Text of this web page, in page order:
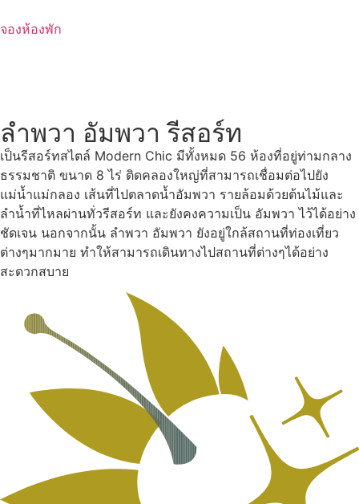
to
จองห้องพัก
ลำพวา อัมพวา รีสอร์ท
เป็นรีสอร์ทสไตล์ Modern Chic มีทั้งหมด 56 ห้องที่อยู่ท่ามกลาง
ธรรมชาติ ขนาด 8 ไร่ ติดคลองใหญ่ที่สามารถเชื่อมต่อไปยัง
แม่น้ำแม่กลอง เส้นที่ไปตลาดน้ำอัมพวา รายล้อมด้วยต้นไม้และ
ลำน้ำที่ไหลผ่านทั่วรีสอร์ท และยังคงความเป็น อัมพวา ไว้ได้อย่าง
ชัดเจน นอกจากนั้น ลำพวา อัมพวา ยังอยู่ใกล้สถานที่ท่องเที่ยว
ต่างๆมากมาย ทำให้สามารถเดินทางไปสถานที่ต่างๆได้อย่าง
สะดวกสบาย